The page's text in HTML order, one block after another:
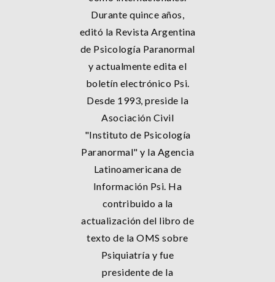
Durante quince años,
editó la Revista Argentina
de Psicología Paranormal
y actualmente edita el
boletín electrónico Psi.
Desde 1993, preside la
Asociación Civil
"Instituto de Psicología
Paranormal" y la Agencia
Latinoamericana de
Información Psi. Ha
contribuido a la
actualización del libro de
texto de la OMS sobre
Psiquiatría y fue
presidente de la